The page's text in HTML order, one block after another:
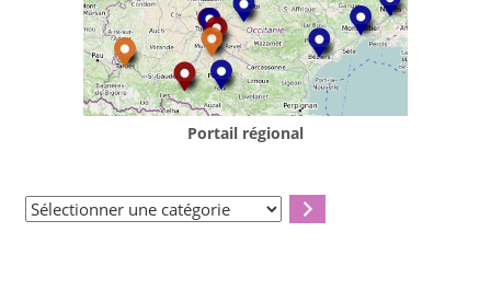
Portail régional
Sélectionner